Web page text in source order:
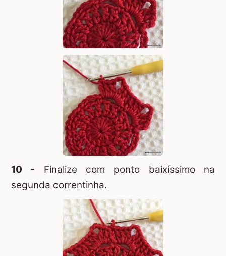
10 - Finalize com ponto baixíssimo na
segunda correntinha.